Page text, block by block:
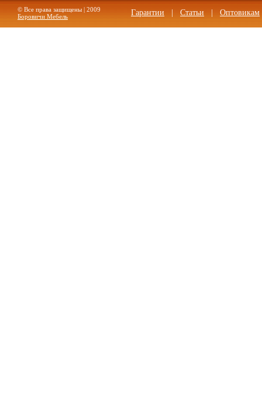
© Все права защищены | 2009
Боровичи Мебель
Гарантии Статьи Оптовикам